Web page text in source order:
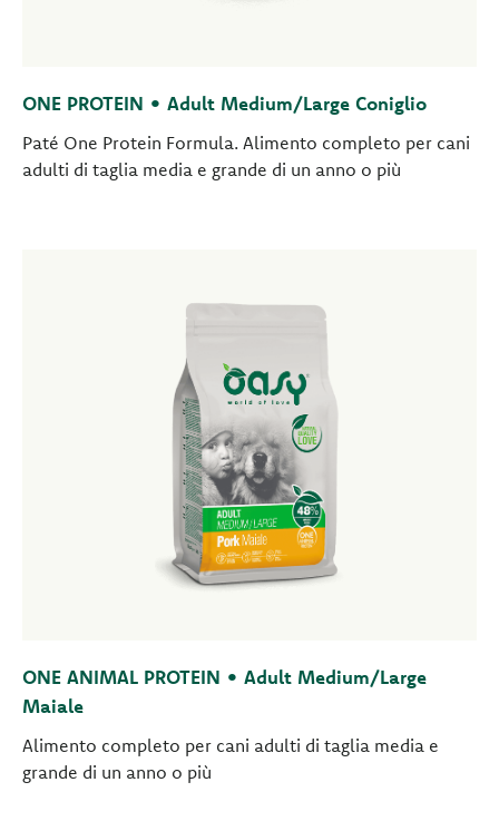
ONE PROTEIN • Adult Medium/Large Coniglio
Paté One Protein Formula. Alimento completo per cani
adulti di taglia media e grande di un anno o più
ONE ANIMAL PROTEIN • Adult Medium/Large
Maiale
Alimento completo per cani adulti di taglia media e
grande di un anno o più